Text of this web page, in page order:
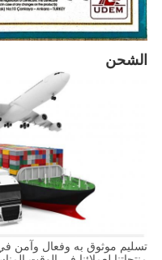
الشحن
تسليم موثوق به وفعال وآمن